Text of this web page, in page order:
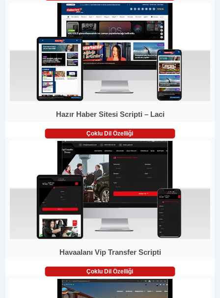
Hazır Haber Sitesi Scripti – Laci
Çoklu Dil Özelliği
Havaalanı Vip Transfer Scripti
Çoklu Dil Özelliği